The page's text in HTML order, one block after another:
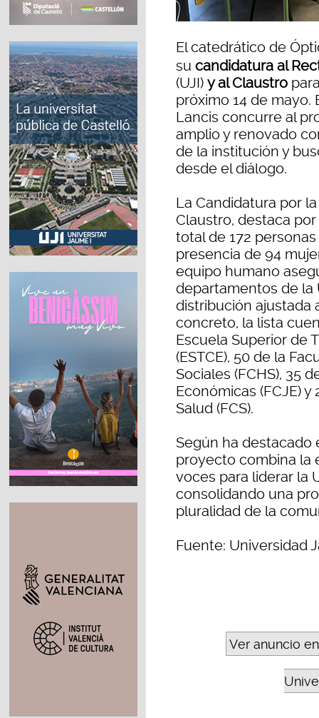
El catedrático de
su candidatura al
(UJI) y al Claustro
próximo 14 de mayo.
Lancis concurre al
amplio y renovado
de la institución y
desde el diálogo.
La Candidatura por
Claustro, destaca
total de 172
presencia de 94
equipo humano
departamentos de la
distribución ajustada
concreto, la lista
Escuela Superior de
(ESTCE), 50 de la
Sociales (FCHS), 35
Económicas (FCJE)
Salud (FCS).
Según ha destacado
proyecto combina la
voces para liderar la
consolidando una
pluralidad de la
Fuente: Universidad
Ver anuncio